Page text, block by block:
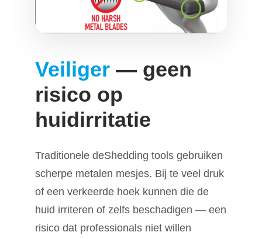
Veiliger — geen
risico op
huidirritatie
Traditionele deShedding tools gebruiken
scherpe metalen mesjes. Bij te veel druk
of een verkeerde hoek kunnen die de
huid irriteren of zelfs beschadigen — een
risico dat professionals niet willen